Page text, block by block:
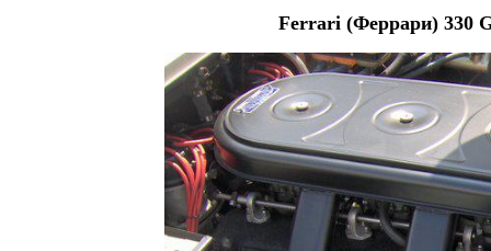
Ferrari (Феррари) 330